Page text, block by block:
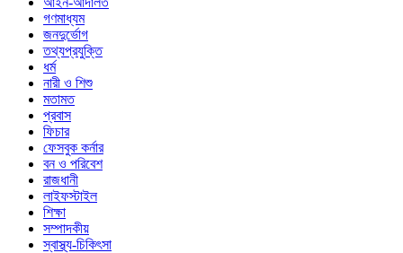
গণমাধ্যম
জনদুর্ভোগ
তথ্যপ্রযুক্তি
ধর্ম
নারী ও শিশু
মতামত
প্রবাস
ফিচার
ফেসবুক কর্নার
বন ও পরিবেশ
রাজধানী
লাইফস্টাইল
শিক্ষা
সম্পাদকীয়
স্বাস্থ্য-চিকিৎসা